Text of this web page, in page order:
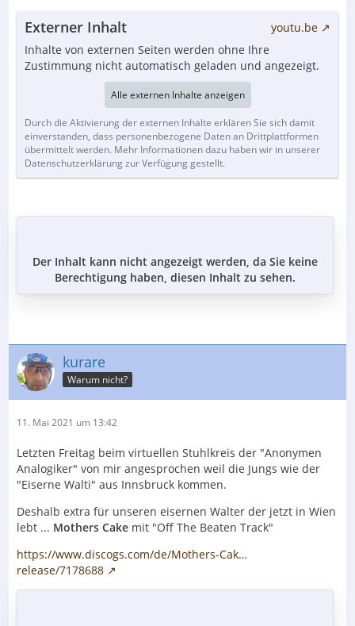
Externer Inhalt
youtu.be
Inhalte von externen Seiten werden ohne Ihre
Zustimmung nicht automatisch geladen und angezeigt.
Alle externen Inhalte anzeigen
Durch die Aktivierung der externen Inhalte erklären Sie sich damit
einverstanden, dass personenbezogene Daten an Drittplattformen
übermittelt werden. Mehr Informationen dazu haben wir in unserer
Datenschutzerklärung zur Verfügung gestellt.
Der Inhalt kann nicht angezeigt werden, da Sie keine
Berechtigung haben, diesen Inhalt zu sehen.
kurare
Warum nicht?
11. Mai 2021 um 13:42
Letzten Freitag beim virtuellen Stuhlkreis der "Anonymen
Analogiker" von mir angesprochen weil die Jungs wie der
"Eiserne Walti" aus Innsbruck kommen.
Deshalb extra für unseren eisernen Walter der jetzt in Wien
lebt ... Mothers Cake mit "Off The Beaten Track"
https://www.discogs.com/de/Mothers-Cak…
release/7178688